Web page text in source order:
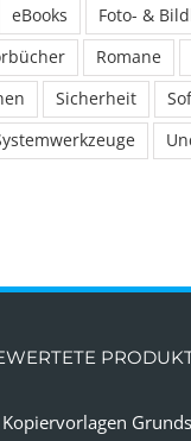
eBooks
Foto- &
Romane
Sicherheit